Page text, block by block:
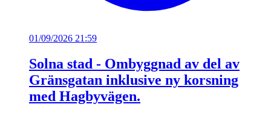
01/09/2026 21:59
Solna stad - Ombyggnad av del av
Gränsgatan inklusive ny korsning
med Hagbyvägen.